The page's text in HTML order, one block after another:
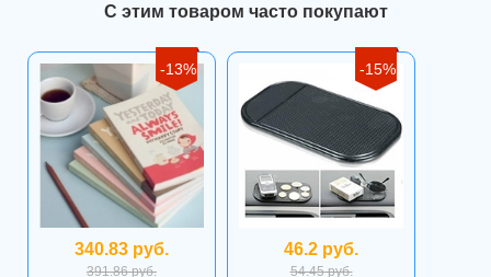
С этим товаром часто покупают
-13%
340.83 руб.
391.86 руб.
-15%
46.2 руб.
54.45 руб.